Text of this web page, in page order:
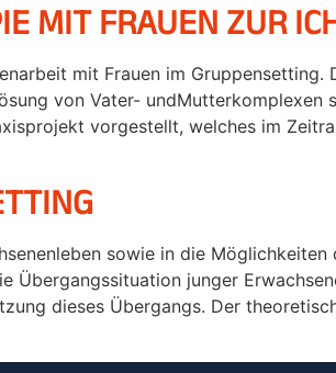
MIT FRAUEN ZUR
mit Frauen im Gruppensetting.
von Vater- undMutterkomplexen
vorgestellt, welches im
sowie in die
Übergangssituation junger
dieses Übergangs. Der